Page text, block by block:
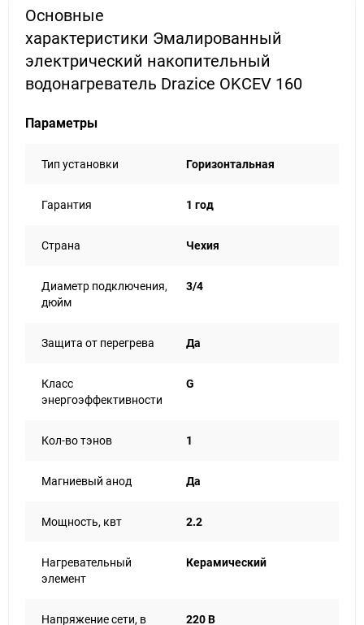
Основные
характеристики Эмалированный
электрический накопительный
водонагреватель Drazice OKCEV 160
Параметры
Тип установки Горизонтальная
Гарантия 1 год
Страна Чехия
Диаметр подключения,
дюйм
3/4
Защита от перегрева Да
Класс
энергоэффективности
G
Кол-во тэнов 1
Магниевый анод Да
Мощность, квт 2.2
Нагревательный
элемент
Керамический
Напряжение сети, в 220 В